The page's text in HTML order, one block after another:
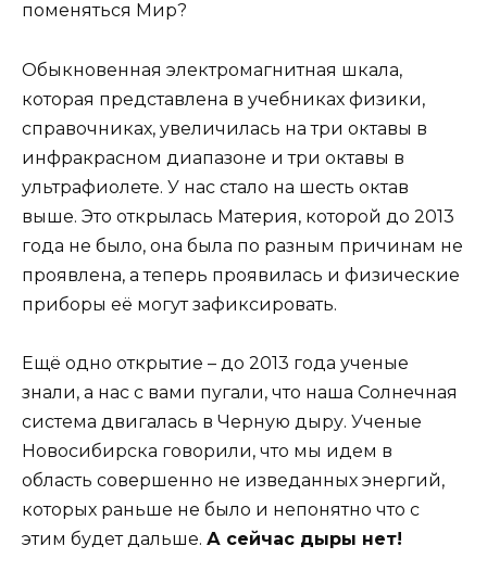
поменяться Мир?
Обыкновенная электромагнитная шкала,
которая представлена в учебниках физики,
справочниках, увеличилась на три октавы в
инфракрасном диапазоне и три октавы в
ультрафиолете. У нас стало на шесть октав
выше. Это открылась Материя, которой до 2013
года не было, она была по разным причинам не
проявлена, а теперь проявилась и физические
приборы её могут зафиксировать.
Ещё одно открытие – до 2013 года ученые
знали, а нас с вами пугали, что наша Солнечная
система двигалась в Черную дыру. Ученые
Новосибирска говорили, что мы идем в
область совершенно не изведанных энергий,
которых раньше не было и непонятно что с
этим будет дальше. А сейчас дыры нет!